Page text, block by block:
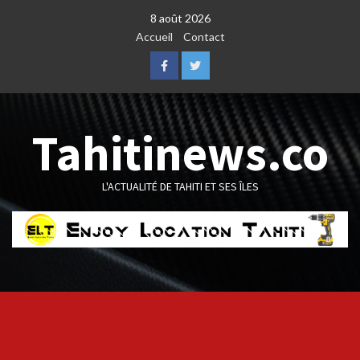
8 août 2026
Accueil
Contact
FacebookTwitter
Tahitinews.co
L'ACTUALITÉ DE TAHITI ET SES ÎLES